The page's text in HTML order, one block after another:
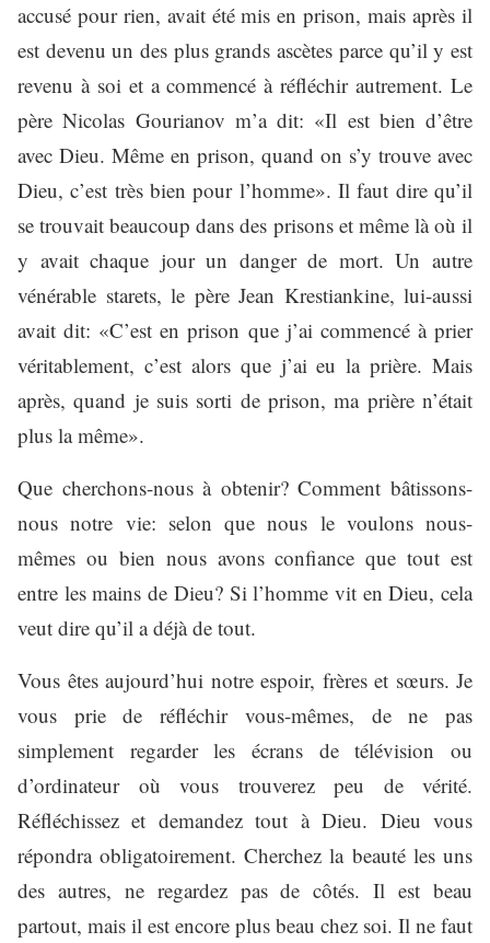
accusé pour rien, avait été mis en prison, mais après il
est devenu un des plus grands ascètes parce qu’il y est
revenu à soi et a commencé à réfléchir autrement. Le
père Nicolas Gourianov m’a dit: «Il est bien d’être
avec Dieu. Même en prison, quand on s’y trouve avec
Dieu, c’est très bien pour l’homme». Il faut dire qu’il
se trouvait beaucoup dans des prisons et même là où il
y avait chaque jour un danger de mort. Un autre
vénérable starets, le père Jean Krestiankine, lui-aussi
avait dit: «C’est en prison que j’ai commencé à prier
véritablement, c’est alors que j’ai eu la prière. Mais
après, quand je suis sorti de prison, ma prière n’était
plus la même».
Que cherchons-nous à obtenir? Comment bâtissons-
nous notre vie: selon que nous le voulons nous-
mêmes ou bien nous avons confiance que tout est
entre les mains de Dieu? Si l’homme vit en Dieu, cela
veut dire qu’il a déjà de tout.
Vous êtes aujourd’hui notre espoir, frères et sœurs. Je
vous prie de réfléchir vous-mêmes, de ne pas
simplement regarder les écrans de télévision ou
d’ordinateur où vous trouverez peu de vérité.
Réfléchissez et demandez tout à Dieu. Dieu vous
répondra obligatoirement. Cherchez la beauté les uns
des autres, ne regardez pas de côtés. Il est beau
partout, mais il est encore plus beau chez soi. Il ne faut